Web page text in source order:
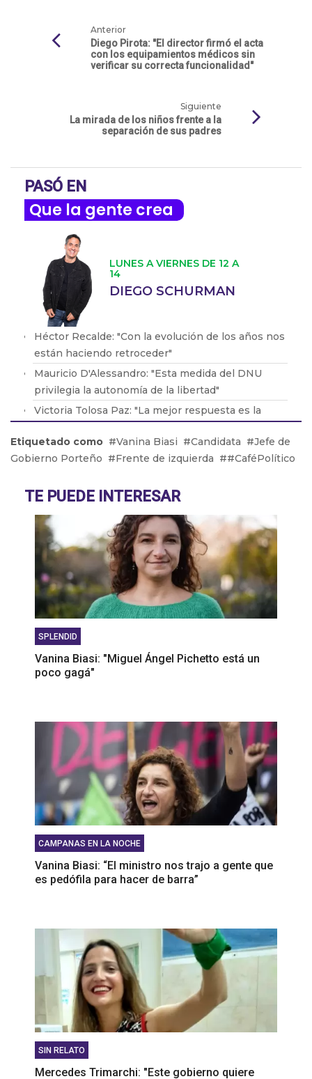
Anterior
Diego Pirota: "El director firmó el acta
con los equipamientos médicos sin
verificar su correcta funcionalidad"
Siguiente
La mirada de los niños frente a la
separación de sus padres
PASÓ EN
Que la gente crea
LUNES A VIERNES DE 12 A
14
DIEGO SCHURMAN
Héctor Recalde: "Con la evolución de los años nos
están haciendo retroceder"
Mauricio D'Alessandro: "Esta medida del DNU
privilegia la autonomía de la libertad"
Victoria Tolosa Paz: "La mejor respuesta es la
Yamil Santoro: "No cuentan con un marco jurídico
que los protega"
situación donde no lo pueden sostener"
Etiquetado como Vanina Biasi Candidata
Jefe de
Gobierno Porteño
Frente de izquierda #CaféPolítico
TE PUEDE INTERESAR
SPLENDID
Vanina Biasi: "Miguel Ángel Pichetto está un
poco gagá"
CAMPANAS EN LA NOCHE
Vanina Biasi: “El ministro nos trajo a gente que
es pedófila para hacer de barra”
SIN RELATO
Mercedes Trimarchi: "Este gobierno quiere